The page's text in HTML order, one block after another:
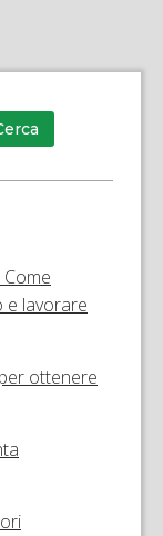
e lavorare
ottenere